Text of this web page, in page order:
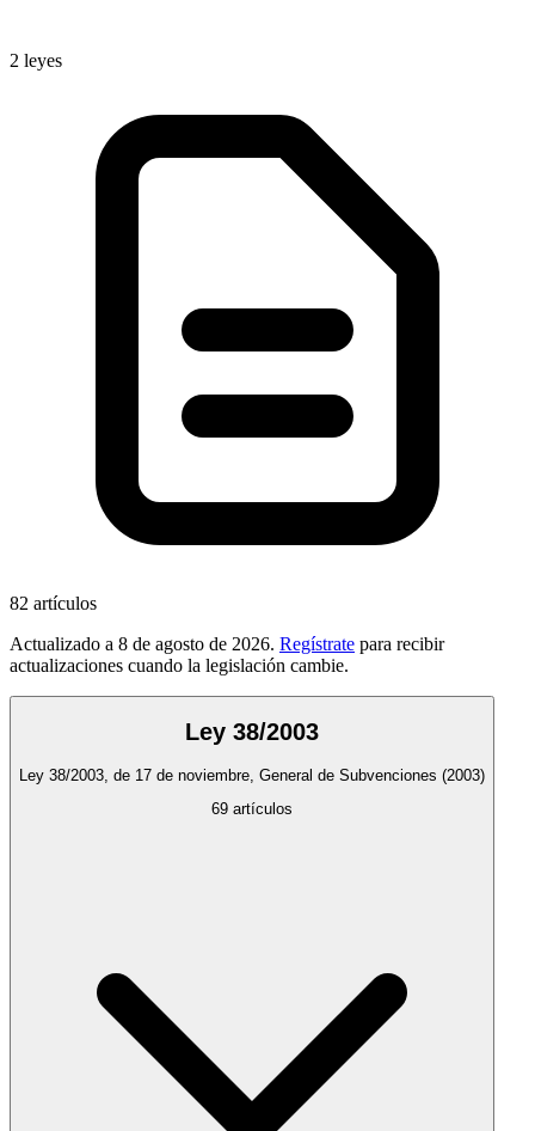
2 leyes
82 artículos
Actualizado a 8 de agosto de 2026. Regístrate para recibir
actualizaciones cuando la legislación cambie.
Ley 38/2003
Ley 38/2003, de 17 de noviembre, General de Subvenciones (2003)
69 artículos